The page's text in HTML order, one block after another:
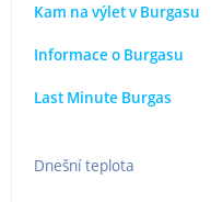
Kam na výlet v Burgasu
Informace o Burgasu
Last Minute Burgas
Dnešní teplota